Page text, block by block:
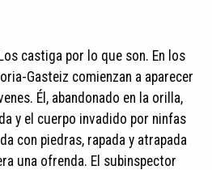
castiga por lo que son. En los
Gasteiz comienzan a aparecer
Él, abandonado en la orilla,
y el cuerpo invadido por ninfas
con piedras, rapada y atrapada
una ofrenda. El subinspector